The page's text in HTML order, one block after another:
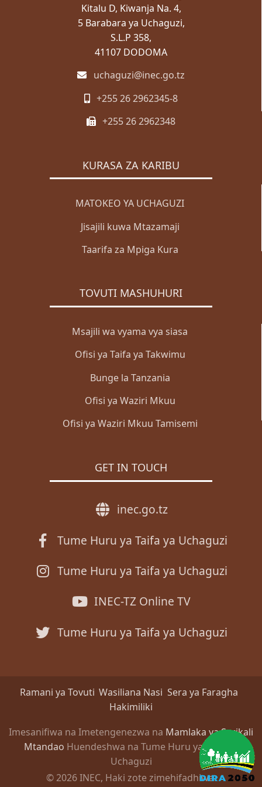
Zabuni za Kimataifa
Wazabuni Walioshinda
WASILIANA NASI
Kitalu D, Kiwanja Na. 4,
5 Barabara ya Uchaguzi,
S.L.P 358,
41107 DODOMA
uchaguzi@inec.go.tz
+255 26 2962345-8
+255 26 2962348
KURASA ZA KARIBU
MATOKEO YA UCHAGUZI
Jisajili kuwa Mtazamaji
Taarifa za Mpiga Kura
TOVUTI MASHUHURI
Msajili wa vyama vya siasa
Ofisi ya Taifa ya Takwimu
Bunge la Tanzania
Ofisi ya Waziri Mkuu
Ofisi ya Waziri Mkuu Tamisemi
GET IN TOUCH
inec.go.tz
Tume Huru ya Taifa ya Uchaguzi
Tume Huru ya Taifa ya Uchaguzi
INEC-TZ Online TV
Tume Huru ya Taifa ya Uchaguzi
Ramani ya Tovuti Wasiliana Nasi Sera ya Faragha
Hakimiliki
Imesanifiwa na Imetengenezwa na Mamlaka ya Serikali
Mtandao Huendeshwa na Tume Huru ya Taifa ya
Uchaguzi
© 2026 INEC, Haki zote zimehifadhiwa.